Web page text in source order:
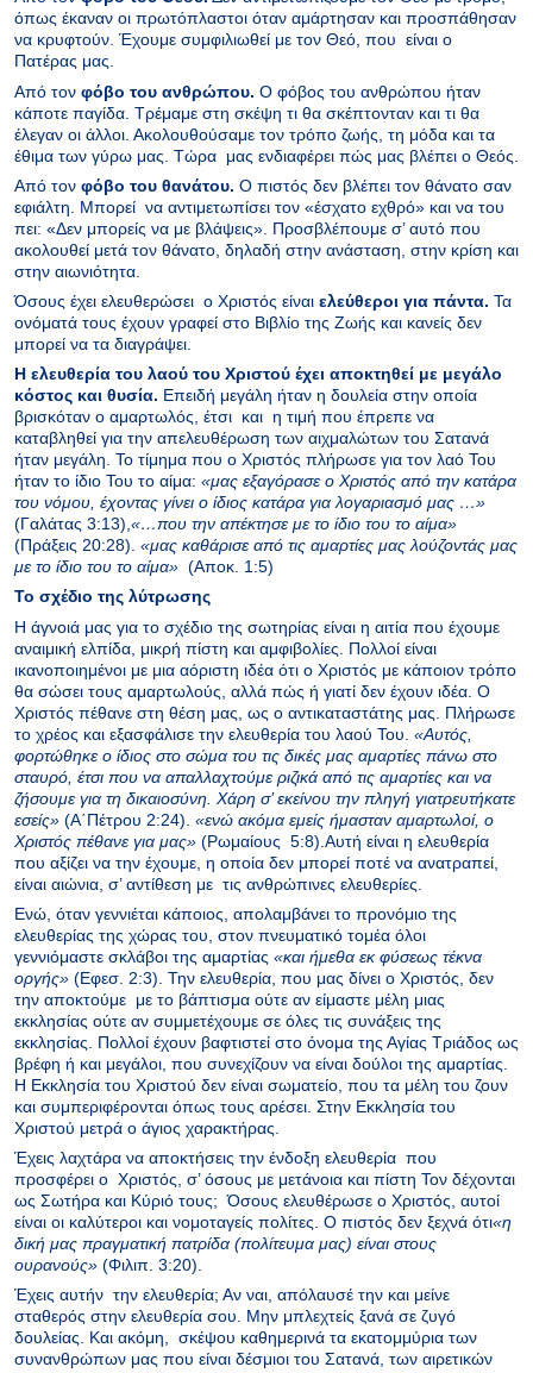
όπως έκαναν οι πρωτόπλαστοι όταν αμάρτησαν και προσπάθησαν
να κρυφτούν. Έχουμε συμφιλιωθεί με τον Θεό, που είναι ο
Πατέρας μας.
Από τον φόβο του ανθρώπου. Ο φόβος του ανθρώπου ήταν
κάποτε παγίδα. Τρέμαμε στη σκέψη τι θα σκέπτονταν και τι θα
έλεγαν οι άλλοι. Ακολουθούσαμε τον τρόπο ζωής, τη μόδα και τα
έθιμα των γύρω μας. Τώρα μας ενδιαφέρει πώς μας βλέπει ο Θεός.
Από τον φόβο του θανάτου. Ο πιστός δεν βλέπει τον θάνατο σαν
εφιάλτη. Μπορεί να αντιμετωπίσει τον «έσχατο εχθρό» και να του
πει: «Δεν μπορείς να με βλάψεις». Προσβλέπουμε σ’ αυτό που
ακολουθεί μετά τον θάνατο, δηλαδή στην ανάσταση, στην κρίση και
στην αιωνιότητα.
Όσους έχει ελευθερώσει ο Χριστός είναι ελεύθεροι για πάντα. Τα
ονόματά τους έχουν γραφεί στο Βιβλίο της Ζωής και κανείς δεν
μπορεί να τα διαγράψει.
Η ελευθερία του λαού του Χριστού έχει αποκτηθεί με μεγάλο
κόστος και θυσία. Επειδή μεγάλη ήταν η δουλεία στην οποία
βρισκόταν ο αμαρτωλός, έτσι και η τιμή που έπρεπε να
καταβληθεί για την απελευθέρωση των αιχμαλώτων του Σατανά
ήταν μεγάλη. Το τίμημα που ο Χριστός πλήρωσε για τον λαό Του
ήταν το ίδιο Του το αίμα: «μας εξαγόρασε ο Χριστός από την κατάρα
του νόμου, έχοντας γίνει ο ίδιος κατάρα για λογαριασμό μας …»
(Γαλάτας 3:13),«…που την απέκτησε με το ίδιο του το αίμα»
(Πράξεις 20:28). «μας καθάρισε από τις αμαρτίες μας λούζοντάς μας
με το ίδιο του το αίμα» (Αποκ. 1:5)
Το σχέδιο της λύτρωσης
Η άγνοιά μας για το σχέδιο της σωτηρίας είναι η αιτία που έχουμε
αναιμική ελπίδα, μικρή πίστη και αμφιβολίες. Πολλοί είναι
ικανοποιημένοι με μια αόριστη ιδέα ότι ο Χριστός με κάποιον τρόπο
θα σώσει τους αμαρτωλούς, αλλά πώς ή γιατί δεν έχουν ιδέα. Ο
Χριστός πέθανε στη θέση μας, ως ο αντικαταστάτης μας. Πλήρωσε
το χρέος και εξασφάλισε την ελευθερία του λαού Του. «Αυτός,
φορτώθηκε ο ίδιος στο σώμα του τις δικές μας αμαρτίες πάνω στο
σταυρό, έτσι που να απαλλαχτούμε ριζικά από τις αμαρτίες και να
ζήσουμε για τη δικαιοσύνη. Χάρη σ’ εκείνου την πληγή γιατρευτήκατε
εσείς» (Α΄Πέτρου 2:24). «ενώ ακόμα εμείς ήμασταν αμαρτωλοί, ο
Χριστός πέθανε για μας» (Ρωμαίους 5:8).Αυτή είναι η ελευθερία
που αξίζει να την έχουμε, η οποία δεν μπορεί ποτέ να ανατραπεί,
είναι αιώνια, σ’ αντίθεση με τις ανθρώπινες ελευθερίες.
Ενώ, όταν γεννιέται κάποιος, απολαμβάνει το προνόμιο της
ελευθερίας της χώρας του, στον πνευματικό τομέα όλοι
γεννιόμαστε σκλάβοι της αμαρτίας «και ήμεθα εκ φύσεως τέκνα
οργής» (Εφεσ. 2:3). Την ελευθερία, που μας δίνει ο Χριστός, δεν
την αποκτούμε με το βάπτισμα ούτε αν είμαστε μέλη μιας
εκκλησίας ούτε αν συμμετέχουμε σε όλες τις συνάξεις της
εκκλησίας. Πολλοί έχουν βαφτιστεί στο όνομα της Αγίας Τριάδος ως
βρέφη ή και μεγάλοι, που συνεχίζουν να είναι δούλοι της αμαρτίας.
Η Εκκλησία του Χριστού δεν είναι σωματείο, που τα μέλη του ζουν
και συμπεριφέρονται όπως τους αρέσει. Στην Εκκλησία του
Χριστού μετρά ο άγιος χαρακτήρας.
Έχεις λαχτάρα να αποκτήσεις την ένδοξη ελευθερία που
προσφέρει ο Χριστός, σ’ όσους με μετάνοια και πίστη Τον δέχονται
ως Σωτήρα και Κύριό τους; Όσους ελευθέρωσε ο Χριστός, αυτοί
είναι οι καλύτεροι και νομοταγείς πολίτες. Ο πιστός δεν ξεχνά ότι«η
δική μας πραγματική πατρίδα (πολίτευμα μας) είναι στους
ουρανούς» (Φιλιπ. 3:20).
Έχεις αυτήν την ελευθερία; Αν ναι, απόλαυσέ την και μείνε
σταθερός στην ελευθερία σου. Μην μπλεχτείς ξανά σε ζυγό
δουλείας. Και ακόμη, σκέψου καθημερινά τα εκατομμύρια των
συνανθρώπων μας που είναι δέσμιοι του Σατανά, των αιρετικών